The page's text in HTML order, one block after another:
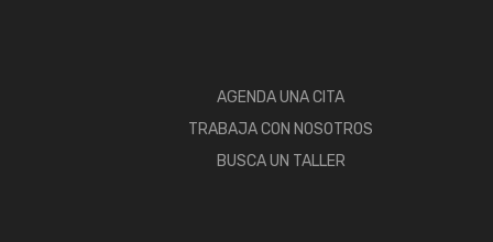
AGENDA UNA CITA
TRABAJA CON NOSOTROS
BUSCA UN TALLER